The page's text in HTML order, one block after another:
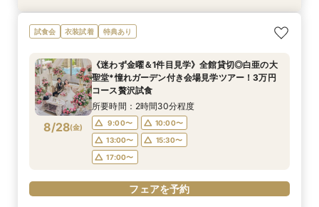
8/27(木)
<初見学に◎>じっくり相談会×大聖堂×上質空間
×絶品3万試食
10:00〜
11:00〜
13:00〜
17:00〜
フェアを予約
8/27(木)
＼パパママ＆マタニティも安心★／ダンドリや予
算もイチから相談
10:00〜
11:00〜
13:00〜
17:00〜
フェアを予約
試食会 衣装試着 特典あり
8/28(金)
《迷わず金曜＆1件目見学》全館貸切◎白亜の大
聖堂*憧れガーデン付き会場見学ツアー！3万円
コース贅沢試食
所要時間：2時間30分程度
9:00〜
10:00〜
13:00〜
15:30〜
17:00〜
フェアを予約